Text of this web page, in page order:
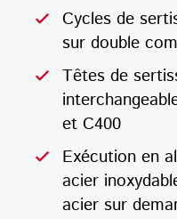
Cycles de
sur double
Têtes de
et C400
Exécution en
acier
acier sur